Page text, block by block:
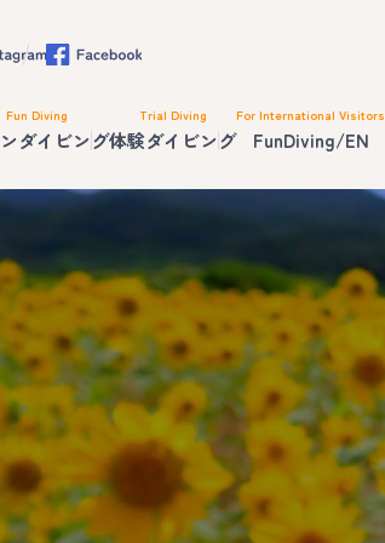
Fun Diving
ダイビング
Trial Diving
体験ダイビング
For International Visitors
FunDiving/EN